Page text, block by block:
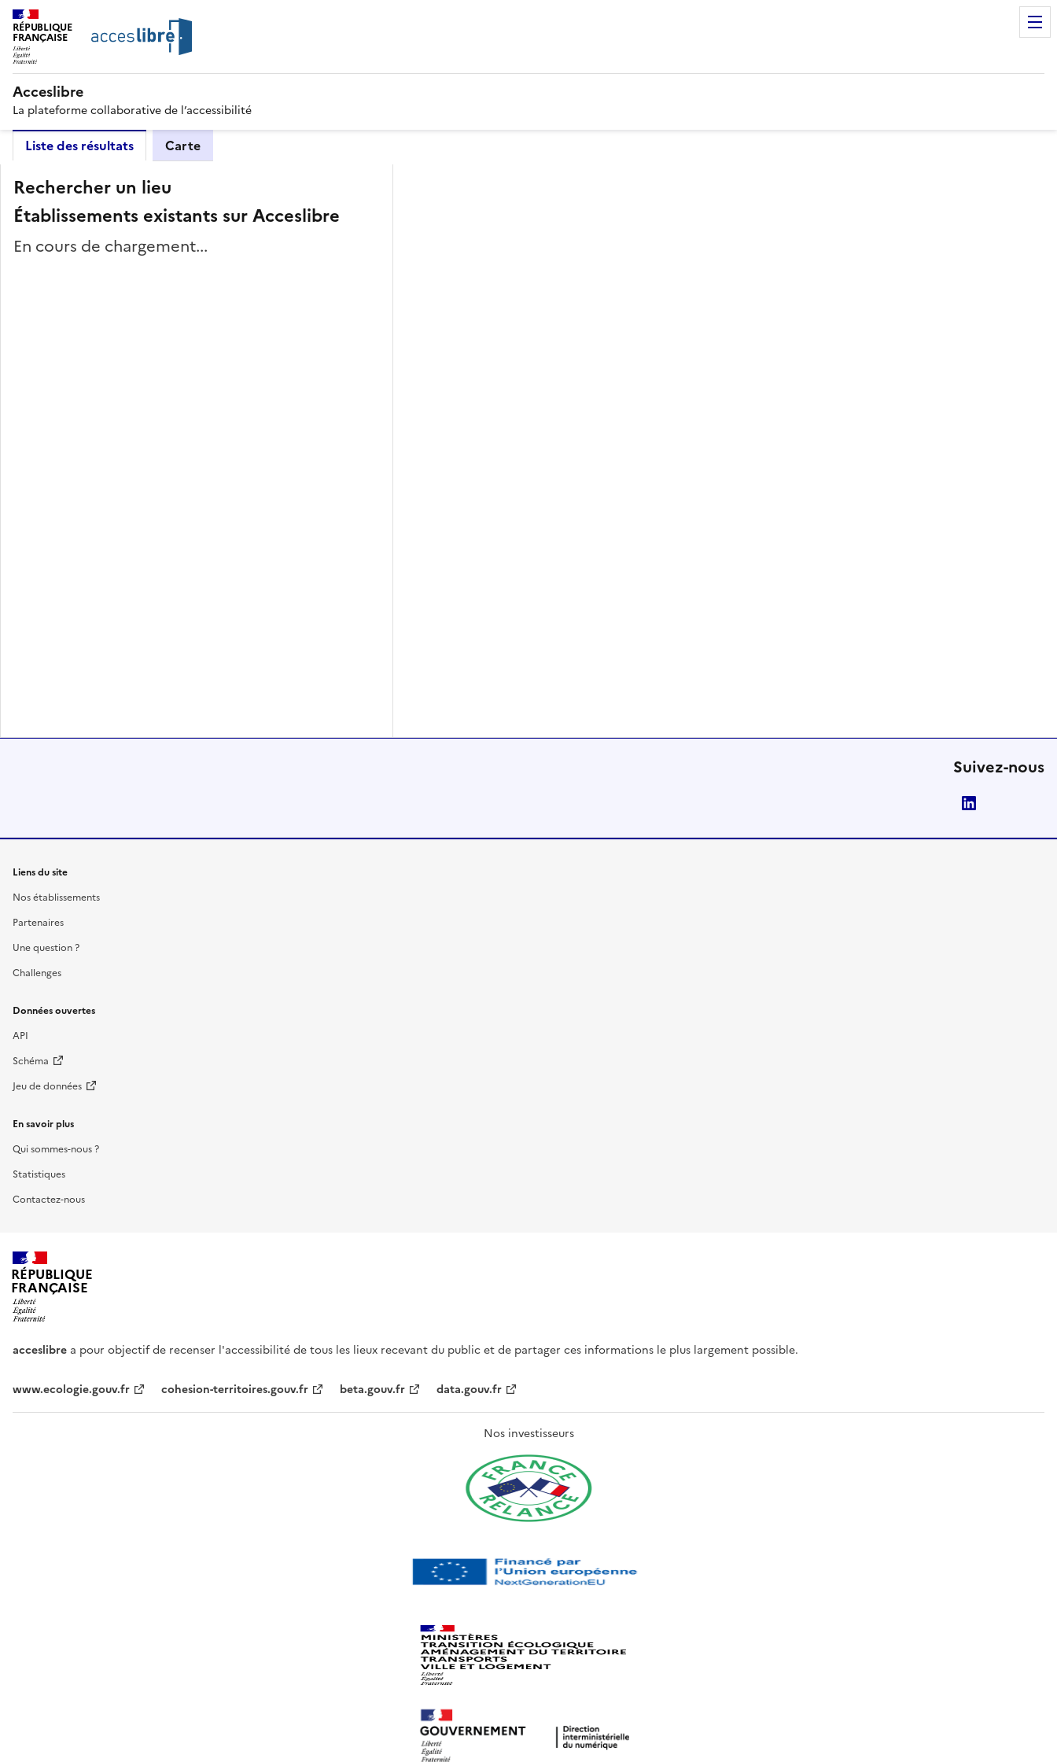
RÉPUBLIQUE
FRANÇAISE
Acceslibre
La plateforme collaborative de l’accessibilité
Liste des résultats Carte
Rechercher un lieu
Établissements existants sur Acceslibre
En cours de chargement...
Suivez-nous
Liens du site
Nos établissements
Partenaires
Une question ?
Challenges
Données ouvertes
API
Schéma
Jeu de données
En savoir plus
Qui sommes-nous ?
Statistiques
Contactez-nous
RÉPUBLIQUE
FRANÇAISE
acceslibre a pour objectif de recenser l'accessibilité de tous les lieux recevant du public et de partager ces informations le plus largement possible.
www.ecologie.gouv.fr cohesion-territoires.gouv.fr beta.gouv.fr data.gouv.fr
Nos investisseurs